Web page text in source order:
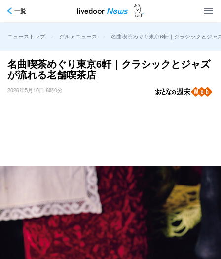
一覧
ニューストップ > グルメニュース > 名曲喫茶めぐり東京6軒｜クラシックとジャ
名曲喫茶めぐり東京6軒｜クラシックとジャズ
が流れる老舗喫茶店
2026年5月10日 8時0分